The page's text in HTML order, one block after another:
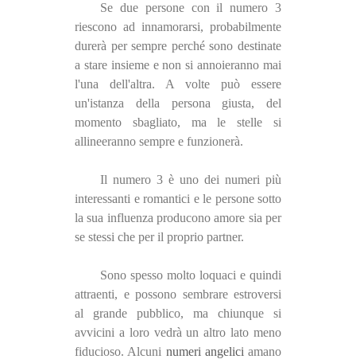
Se due persone con il numero 3
riescono ad innamorarsi, probabilmente
durerà per sempre perché sono destinate
a stare insieme e non si annoieranno mai
l'una dell'altra. A volte può essere
un'istanza della persona giusta, del
momento sbagliato, ma le stelle si
allineeranno sempre e funzionerà.
Il numero 3 è uno dei numeri più
interessanti e romantici e le persone sotto
la sua influenza producono amore sia per
se stessi che per il proprio partner.
Sono spesso molto loquaci e quindi
attraenti, e possono sembrare estroversi
al grande pubblico, ma chiunque si
avvicini a loro vedrà un altro lato meno
fiducioso. Alcuni numeri angelici amano